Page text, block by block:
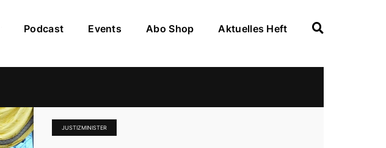
Podcast Events Abo Shop Aktuelles Heft
JUSTIZMINISTER